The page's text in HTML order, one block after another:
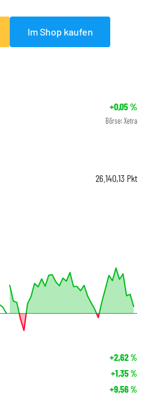
Im Shop kaufen
+0,05%
Börse: Xetra
26.140,13 Pkt
+2,62%
+1,35%
+9,56%